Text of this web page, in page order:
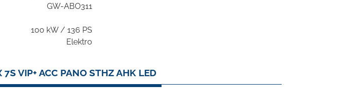
GW-ABO311
100 kW / 136 PS
Elektro
VIP+ ACC PANO STHZ AHK LED